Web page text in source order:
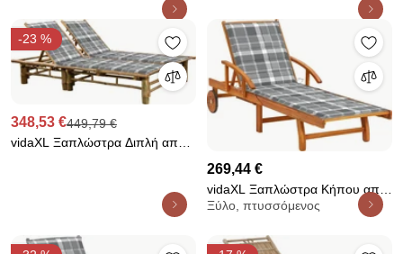
-23 %
348,53 €449,79 €
vidaXL Ξαπλώστρα Διπλή από
269,44 €
vidaXL Ξαπλώστρα Κήπου από
Μασίφ Ξύλο Ακακίας με
Ξύλο, πτυσσόμενος